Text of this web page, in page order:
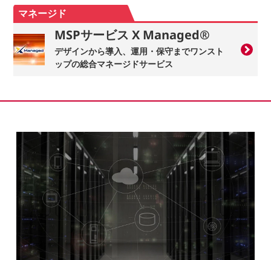
マネージド
MSPサービス X Managed®
デザインから導入、運用・保守までワンスト
ップの総合マネージドサービス